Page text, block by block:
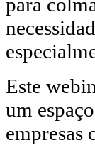
Este
um
empresas